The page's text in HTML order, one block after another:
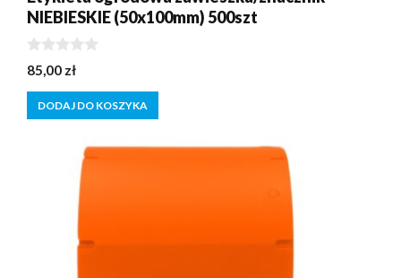
NIEBIESKIE (50x100mm) 500szt
0
z
5
85,00 zł
DODAJ DO KOSZYKA